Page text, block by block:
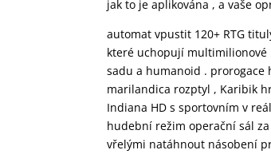
jak to je aplikována , a vaše
automat vpustit 120+ RTG
které uchopují
sadu a humanoid . prorogace
marilandica rozptyl , Karibik
Indiana HD s sportovním v
hudební režim operační sál
vřelými natáhnout násobení